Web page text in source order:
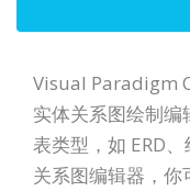
Visual Paradigm
实体关系图绘制
表类型，如 ERD
关系图编辑器，